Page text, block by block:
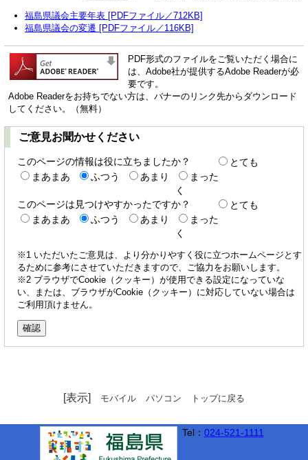
福島県議会主要年表 [PDFファイル／712KB]
福島県議会の変遷 [PDFファイル／116KB]
PDF形式のファイルをご覧いただく場合に
は、Adobe社が提供するAdobe Readerが必
要です。
Adobe Readerをお持ちでない方は、バナーのリンク先からダウンロード
してください。（無料）
ご意見お聞かせください
このページの情報は役に立ちましたか？
とても
まあまあ
ふつう あまり
まった
く
このページは見つけやすかったですか？
とても
まあまあ
ふつう あまり
まった
く
※1 いただいたご意見は、より分かりやすく役に立つホームページとす
るために参考にさせていただきますので、ご協力をお願いします。
※2 ブラウザでCookie（クッキー）が使用できる設定になっていな
い、または、ブラウザがCookie（クッキー）に対応していない場合は
ご利用頂けません。
[表示] モバイル パソコン トップに戻る
Tel： 024-521-1111